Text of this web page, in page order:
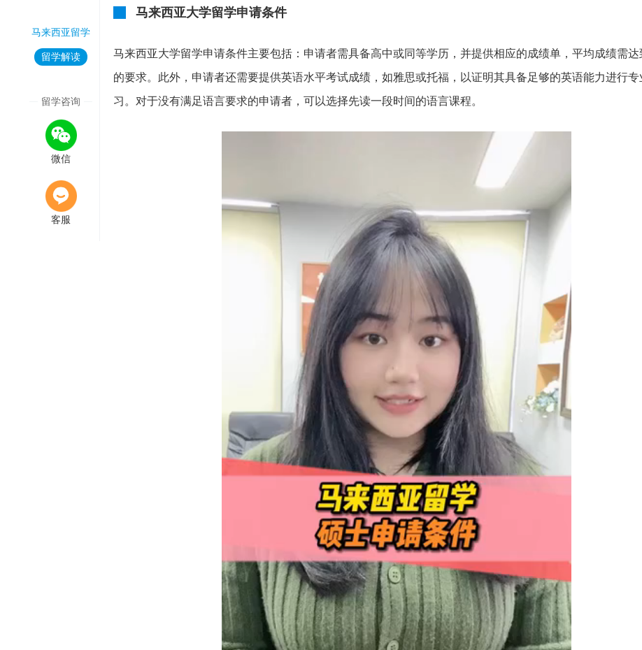
马来西亚大学留学申请条件
马来西亚大学留学申请条件主要包括：申请者需具备高中或同等学历，并提供相应的成绩单，平均成绩需达
的要求。此外，申请者还需要提供英语水平考试成绩，如雅思或托福，以证明其具备足够的英语能力进行专
习。对于没有满足语言要求的申请者，可以选择先读一段时间的语言课程。
马来西亚留学
留学解读
留学咨询
微信
客服